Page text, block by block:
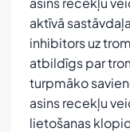
aktīvā
inhibitors uz
atbildīgs par
turpmāko
asins recekļu
lietošanas